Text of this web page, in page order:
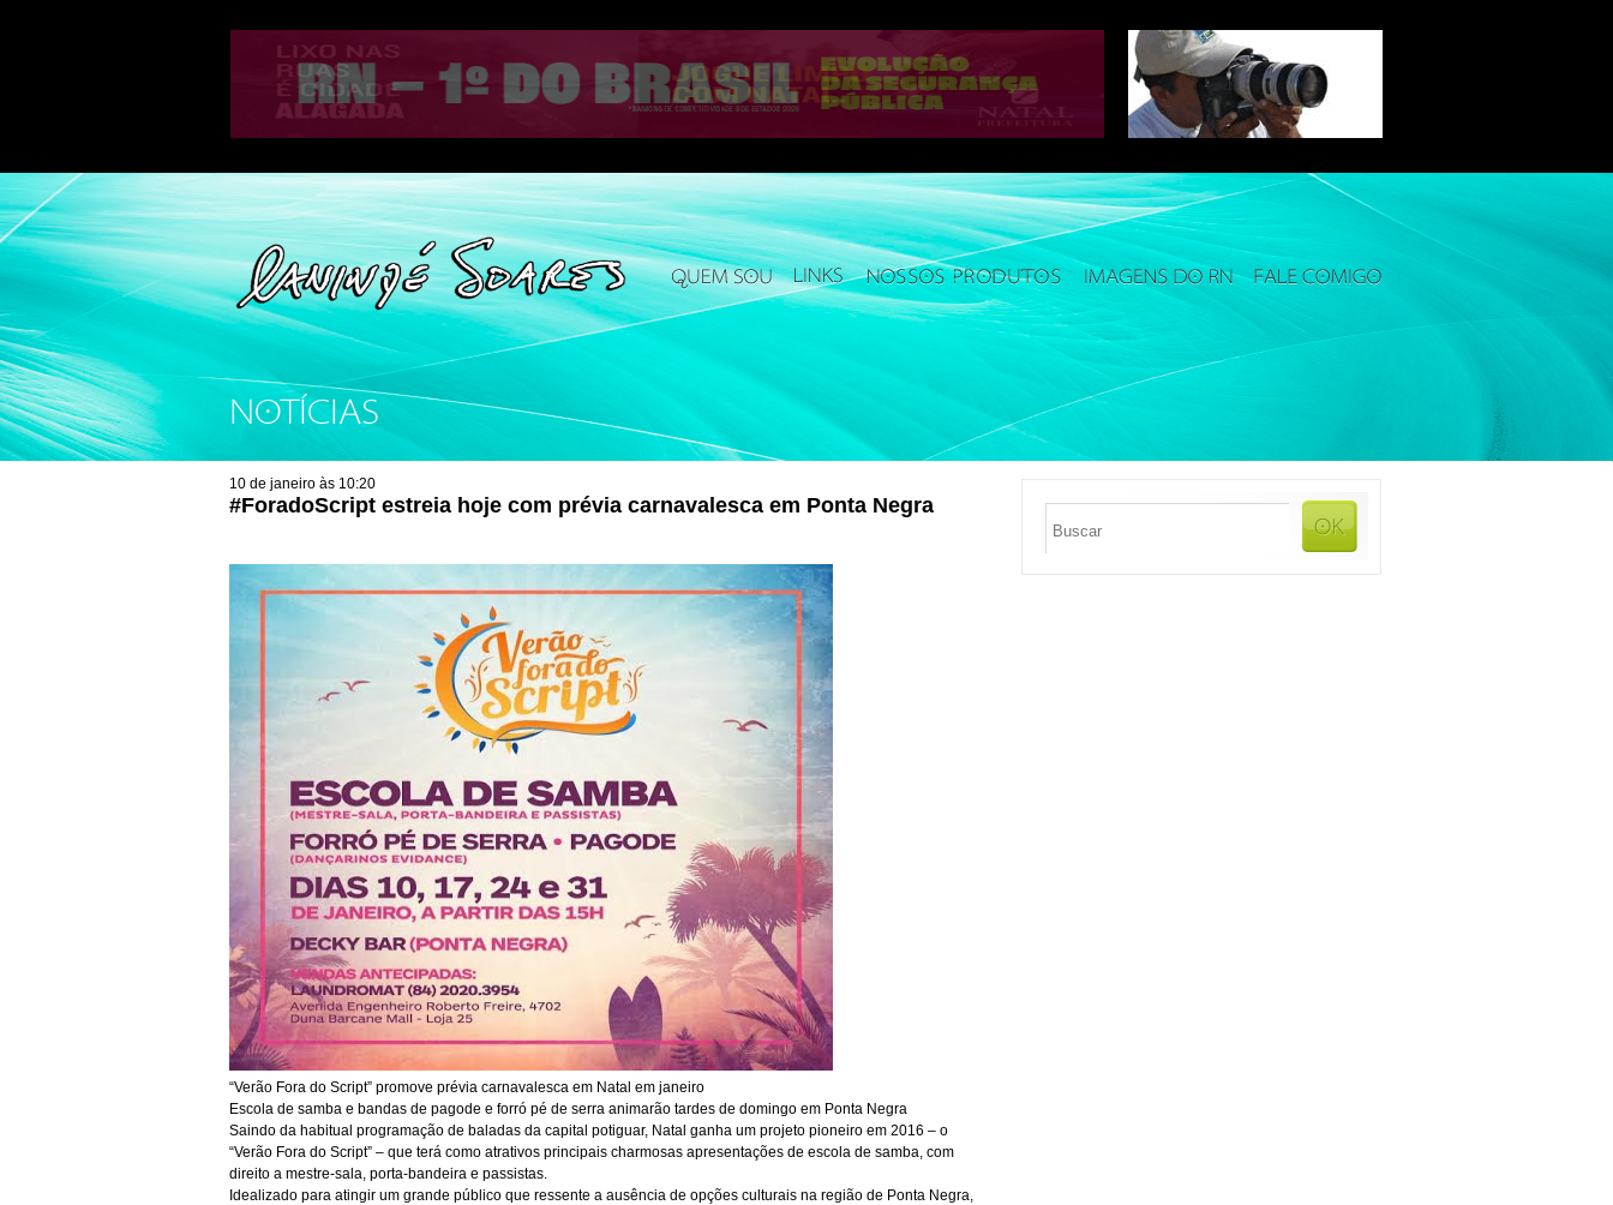
NOTÍCIAS
10 de janeiro às 10:20
#ForadoScript estreia hoje com prévia carnavalesca em Ponta Negra
“Verão Fora do Script” promove prévia carnavalesca em Natal em janeiro
Escola de samba e bandas de pagode e forró pé de serra animarão tardes de domingo em Ponta Negra
Saindo da habitual programação de baladas da capital potiguar, Natal ganha um projeto pioneiro em 2016 – o
“Verão Fora do Script” – que terá como atrativos principais charmosas apresentações de escola de samba, com
direito a mestre-sala, porta-bandeira e passistas.
Idealizado para atingir um grande público que ressente a ausência de opções culturais na região de Ponta Negra,